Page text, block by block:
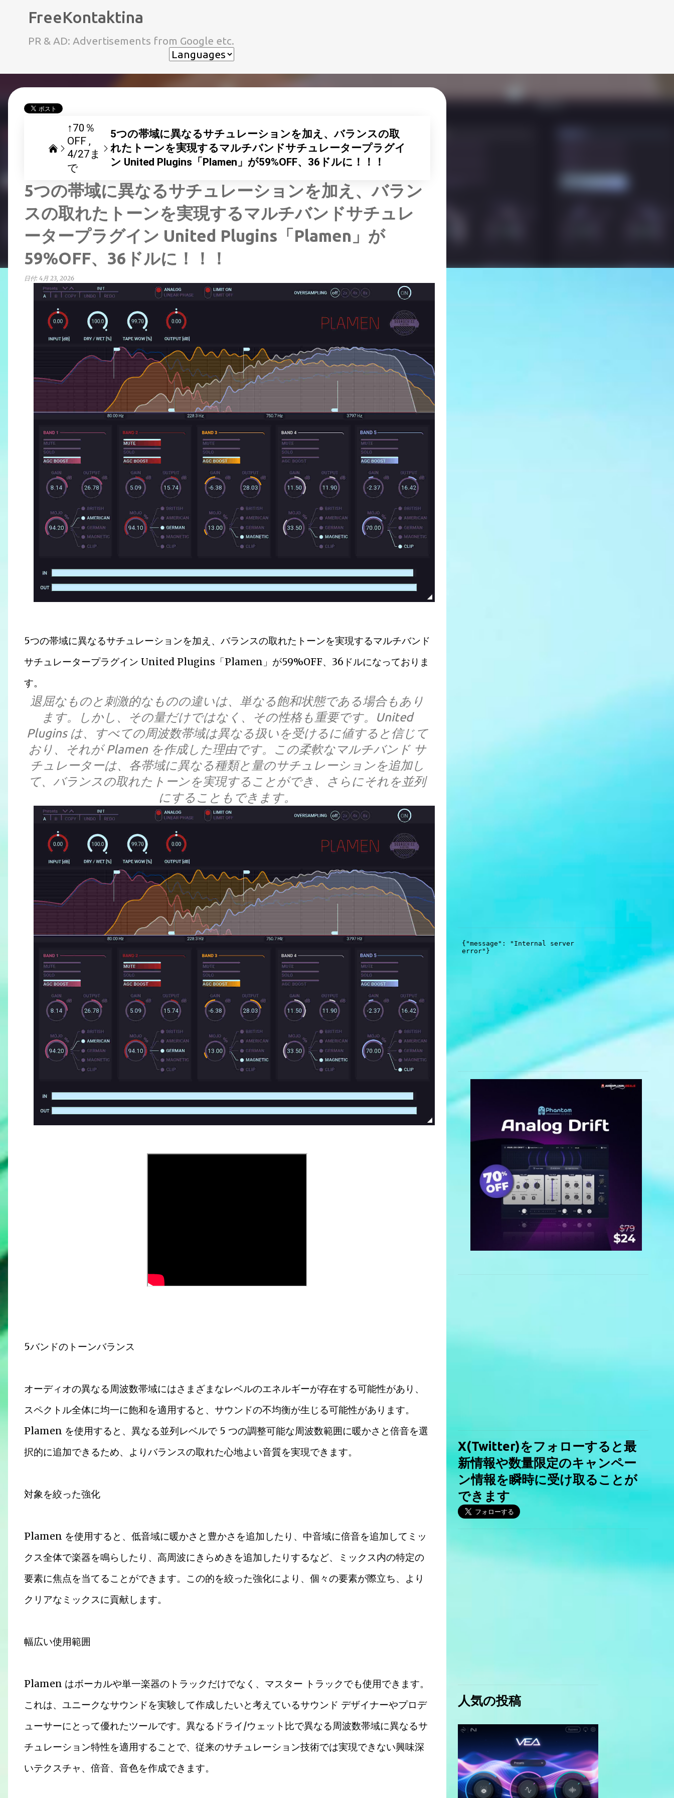
FreeKontaktina
PR & AD: Advertisements from Google etc.
↑70％
OFF
4/27ま
で
5つの帯域に異なるサチュレーションを加え、バランスの取
れたトーンを実現するマルチバンドサチュレータープラグイ
ン United Plugins「Plamen」が59%OFF、36ドルに！！！
5つの帯域に異なるサチュレーションを加え、バラン
スの取れたトーンを実現するマルチバンドサチュレ
ータープラグイン United Plugins「Plamen」が
59%OFF、36ドルに！！！
日付: 4月 23, 2026
5つの帯域に異なるサチュレーションを加え、バランスの取れたトーンを実現するマルチバンド
サチュレータープラグイン United Plugins「Plamen」が59%OFF、36ドルになっておりま
す。
退屈なものと刺激的なものの違いは、単なる飽和状態である場合もあり
ます。しかし、その量だけではなく、その性格も重要です。United
Plugins は、すべての周波数帯域は異なる扱いを受けるに値すると信じて
おり、それが Plamen を作成した理由です。この柔軟なマルチバンド サ
チュレーターは、各帯域に異なる種類と量のサチュレーションを追加し
て、バランスの取れたトーンを実現することができ、さらにそれを並列
にすることもできます。
5バンドのトーンバランス
オーディオの異なる周波数帯域にはさまざまなレベルのエネルギーが存在する可能性があり、
スペクトル全体に均一に飽和を適用すると、サウンドの不均衡が生じる可能性があります。
Plamen を使用すると、異なる並列レベルで 5 つの調整可能な周波数範囲に暖かさと倍音を選
択的に追加できるため、よりバランスの取れた心地よい音質を実現できます。
対象を絞った強化
Plamen を使用すると、低音域に暖かさと豊かさを追加したり、中音域に倍音を追加してミッ
クス全体で楽器を鳴らしたり、高周波にきらめきを追加したりするなど、ミックス内の特定の
要素に焦点を当てることができます。この的を絞った強化により、個々の要素が際立ち、より
クリアなミックスに貢献します。
幅広い使用範囲
Plamen はボーカルや単一楽器のトラックだけでなく、マスター トラックでも使用できます。
これは、ユニークなサウンドを実験して作成したいと考えているサウンド デザイナーやプロデ
ューサーにとって優れたツールです。異なるドライ/ウェット比で異なる周波数帯域に異なるサ
チュレーション特性を適用することで、従来のサチュレーション技術では実現できない興味深
いテクスチャ、倍音、音色を作成できます。
X(Twitter)をフォローすると最
新情報や数量限定のキャンペー
ン情報を瞬時に受け取ることが
できます
人気の投稿